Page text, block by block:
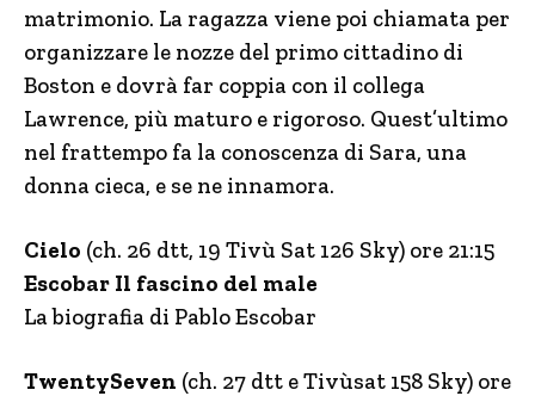
matrimonio. La ragazza viene poi chiamata per
organizzare le nozze del primo cittadino di
Boston e dovrà far coppia con il collega
Lawrence, più maturo e rigoroso. Quest’ultimo
nel frattempo fa la conoscenza di Sara, una
donna cieca, e se ne innamora.
Cielo (ch. 26 dtt, 19 Tivù Sat 126 Sky) ore 21:15
Escobar Il fascino del male
La biografia di Pablo Escobar
TwentySeven (ch. 27 dtt e Tivùsat 158 Sky) ore